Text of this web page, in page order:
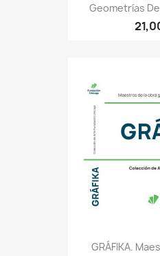
Geometrías
GRÁFIKA.